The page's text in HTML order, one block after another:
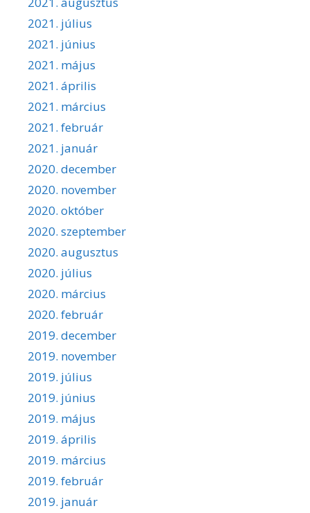
2021. július
2021. június
2021. május
2021. április
2021. március
2021. február
2021. január
2020. december
2020. november
2020. október
2020. szeptember
2020. augusztus
2020. július
2020. március
2020. február
2019. december
2019. november
2019. július
2019. június
2019. május
2019. április
2019. március
2019. február
2019. január